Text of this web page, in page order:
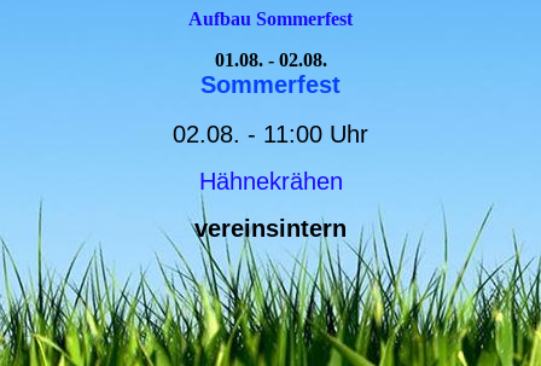
Aufbau Sommerfest
01.08. - 02.08.
Sommerfest
02.08. - 11:00 Uhr
Hähnekrähen
vereinsintern